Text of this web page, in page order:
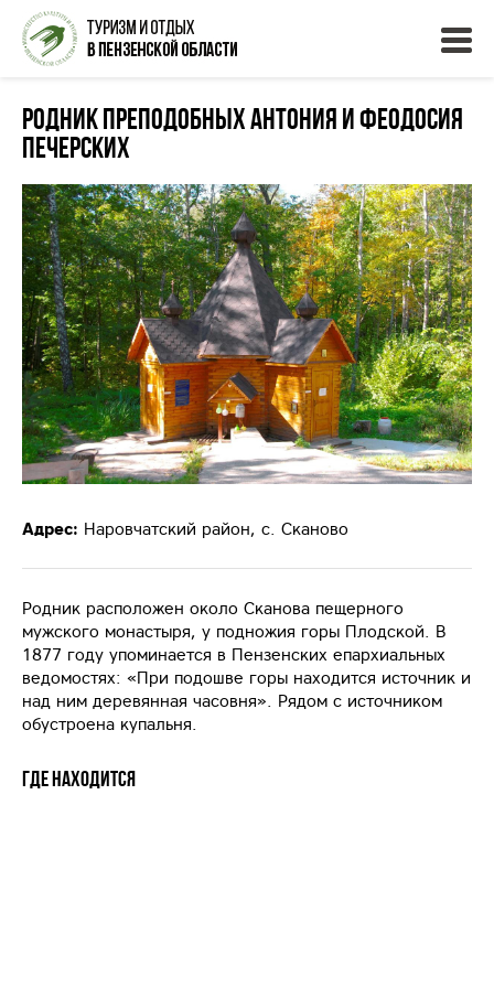
Родник преподобных Антония и Феодосия
Печерских
Адрес: Наровчатский район, с. Сканово
Родник расположен около Сканова пещерного
мужского монастыря, у подножия горы Плодской. В
1877 году упоминается в Пензенских епархиальных
ведомостях: «При подошве горы находится источник и
над ним деревянная часовня». Рядом с источником
обустроена купальня.
Где находится